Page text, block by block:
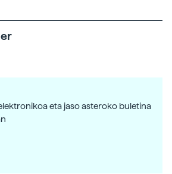
eta jaso asteroko buletina